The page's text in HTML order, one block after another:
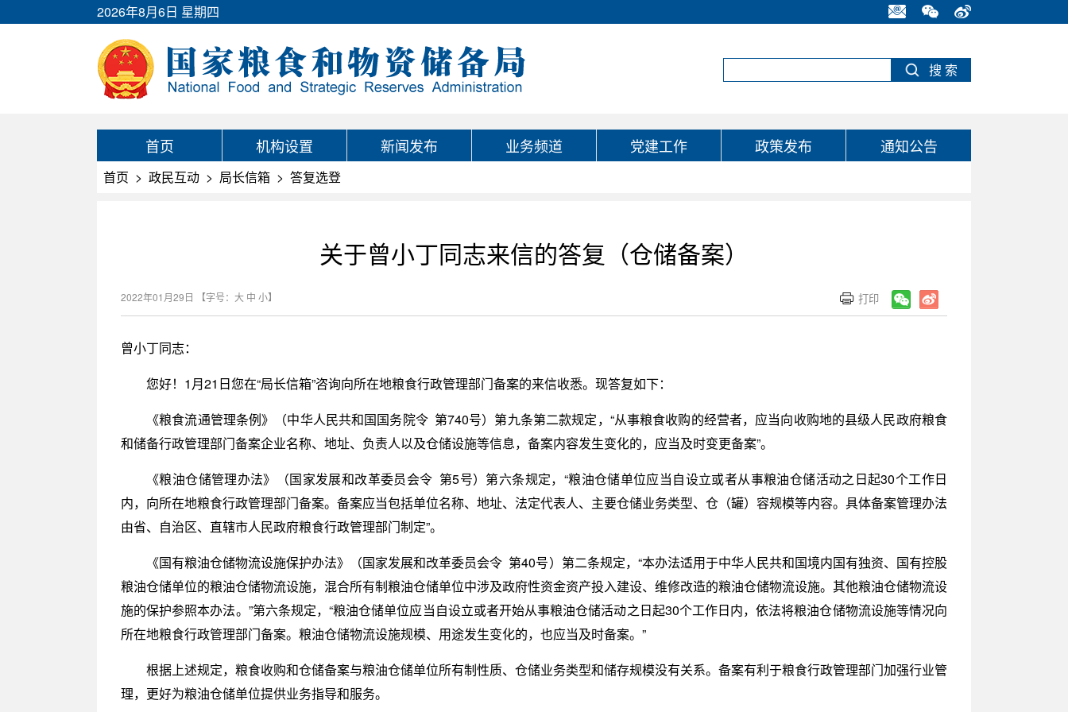
2026年8月6日 星期四
首页 机构设置 新闻发布 业务频道 党建工作 政策发布 通知公告
首页 > 政民互动 > 局长信箱 > 答复选登
关于曾小丁同志来信的答复（仓储备案）
2022年01月29日 【字号： 大 中 小】
曾小丁同志：
您好！1月21日您在“局长信箱”咨询向所在地粮食行政管理部门备案的来信收悉。现答复如下：
《粮食流通管理条例》（中华人民共和国国务院令 第740号）第九条第二款规定，“从事粮食收购的经营者，应当向收购地的县级人民政府粮食
和储备行政管理部门备案企业名称、地址、负责人以及仓储设施等信息，备案内容发生变化的，应当及时变更备案”。
《粮油仓储管理办法》（国家发展和改革委员会令 第5号）第六条规定，“粮油仓储单位应当自设立或者从事粮油仓储活动之日起30个工作日
内，向所在地粮食行政管理部门备案。备案应当包括单位名称、地址、法定代表人、主要仓储业务类型、仓（罐）容规模等内容。具体备案管理办法
由省、自治区、直辖市人民政府粮食行政管理部门制定”。
《国有粮油仓储物流设施保护办法》（国家发展和改革委员会令 第40号）第二条规定，“本办法适用于中华人民共和国境内国有独资、国有控股
粮油仓储单位的粮油仓储物流设施，混合所有制粮油仓储单位中涉及政府性资金资产投入建设、维修改造的粮油仓储物流设施。其他粮油仓储物流设
施的保护参照本办法。”第六条规定，“粮油仓储单位应当自设立或者开始从事粮油仓储活动之日起30个工作日内，依法将粮油仓储物流设施等情况向
所在地粮食行政管理部门备案。粮油仓储物流设施规模、用途发生变化的，也应当及时备案。”
根据上述规定，粮食收购和仓储备案与粮油仓储单位所有制性质、仓储业务类型和储存规模没有关系。备案有利于粮食行政管理部门加强行业管
理，更好为粮油仓储单位提供业务指导和服务。